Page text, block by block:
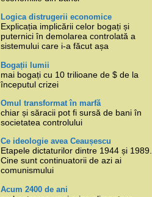
Logica distrugerii economice
Explicația implicării celor bogați și
puternici în demolarea controlată a
sistemului care i-a făcut așa
Bogații lumii
mai bogați cu 10 trilioane de $ de la
începutul crizei
Omul transformat în marfă
chiar și săracii pot fi sursă de bani în
societatea controlului
Ce ideologie avea Ceaușescu
Etapele dictaturilor dintre 1944 și 1989.
Cine sunt continuatorii de azi ai
comunismului
Acum 2400 de ani